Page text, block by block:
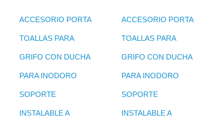
ACCESORIO PORTA
TOALLAS PARA
GRIFO CON DUCHA
PARA INODORO
SOPORTE
INSTALABLE A
ACCESORIO PORTA
TOALLAS PARA
GRIFO CON DUCHA
PARA INODORO
SOPORTE
INSTALABLE A